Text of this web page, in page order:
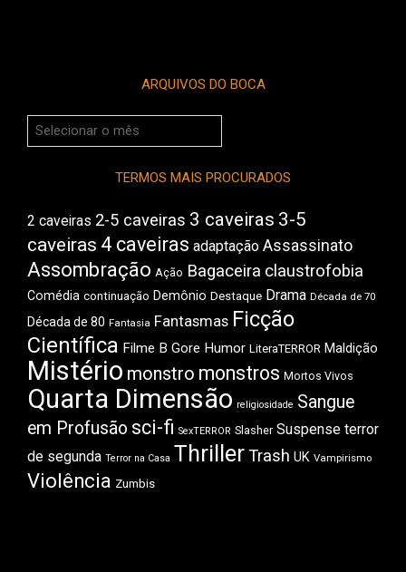
ARQUIVOS DO BOCA
Arquivos
do
TERMOS MAIS PROCURADOS
2 caveiras 2-5 caveiras 3 caveiras 3-5
caveiras 4 caveiras adaptação Assassinato
Assombração Ação Bagaceira claustrofobia
Comédia continuação Demônio Destaque Drama Década de 70
Década de 80 Fantasia Fantasmas Ficção
Científica Filme B Gore Humor LiteraTERROR Maldição
Mistério monstro monstros Mortos Vivos
Quarta Dimensão religiosidade Sangue
em Profusão sci-fi SexTERROR Slasher Suspense terror
de segunda Terror na Casa ThrillerTrash UK Vampirismo
Violência Zumbis